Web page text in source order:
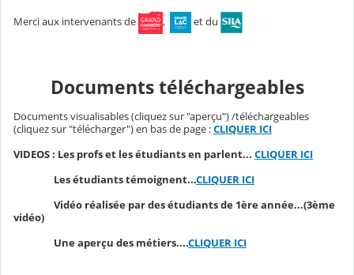
Merci aux intervenants de , et du
Documents téléchargeables
Documents visualisables (cliquez sur "aperçu") /téléchargeables
(cliquez sur "télécharger") en bas de page :CLIQUER ICI
VIDEOS : Les profs et les étudiants en parlent... CLIQUER ICI
Les étudiants témoignent...CLIQUER ICI
Vidéo réalisée par des étudiants de 1ère année...(3ème
vidéo)
Une aperçu des métiers....CLIQUER ICI